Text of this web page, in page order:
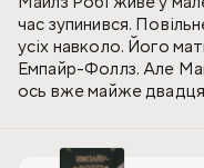
час зупинився.
усіх навколо. Його
Емпайр-Фоллз. Але
ось вже майже
хоча давно вже